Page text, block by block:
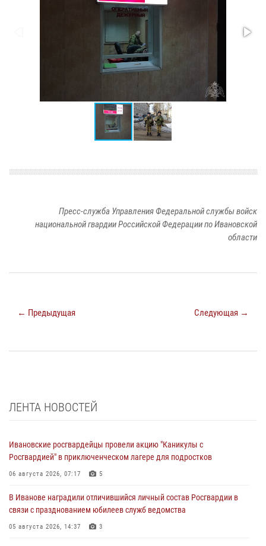
Пресс-служба Управления Федеральной службы войск
национальной гвардии Российской Федерации по Ивановской
области
← Предыдущая Следующая →
ЛЕНТА НОВОСТЕЙ
Ивановские росгвардейцы провели акцию "Каникулы с
Росгвардией" в приключенческом лагере для подростков
06 августа 2026, 07:17 5
В Иванове наградили отличившийся личный состав Росгвардии в
связи с празднованием юбилеев служб ведомства
05 августа 2026, 14:37 3